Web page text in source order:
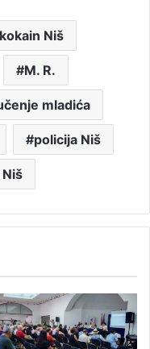
kokain Niš
M. R.
mladića
policija Niš